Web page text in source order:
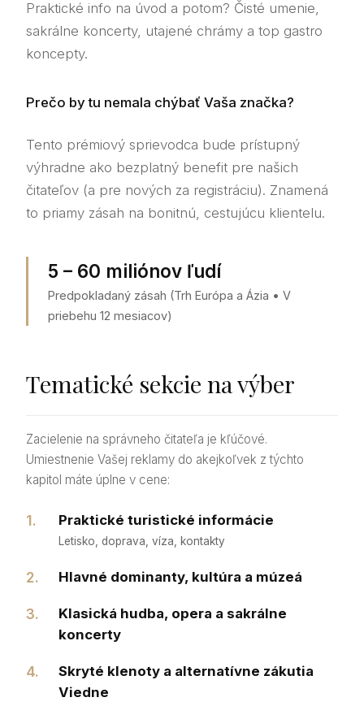
Praktické info na úvod a potom? Čisté umenie,
sakrálne koncerty, utajené chrámy a top gastro
koncepty.
Prečo by tu nemala chýbať Vaša značka?
Tento prémiový sprievodca bude prístupný
výhradne ako bezplatný benefit pre našich
čitateľov (a pre nových za registráciu). Znamená
to priamy zásah na bonitnú, cestujúcu klientelu.
5 – 60 miliónov ľudí
Predpokladaný zásah (Trh Európa a Ázia • V
priebehu 12 mesiacov)
Tematické sekcie na výber
Zacielenie na správneho čitateľa je kľúčové.
Umiestnenie Vašej reklamy do akejkoľvek z týchto
kapitol máte úplne v cene:
Praktické turistické informácie
Letisko, doprava, víza, kontakty
Hlavné dominanty, kultúra a múzeá
Klasická hudba, opera a sakrálne
koncerty
Skryté klenoty a alternatívne zákutia
Viedne